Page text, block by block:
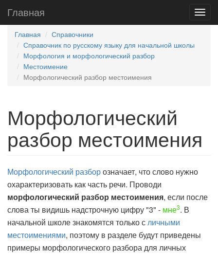
Главная
Главная
Справочники
Справочник по русскому языку для начальной школы
Морфология и морфологический разбор
Местоимение
Морфологический разбор местоимения
Морфологический
разбор местоимения
Морфологический разборозначает, что слово нужно
охарактеризовать как часть речи. Проводи
морфологический разбор местоимения, если после
слова ты видишь надстрочную цифру "3" - мне3. В
начальной школе знакомятся только сличными
местоимениями, поэтому в разделе будут приведены
примеры морфологического разбора для личных